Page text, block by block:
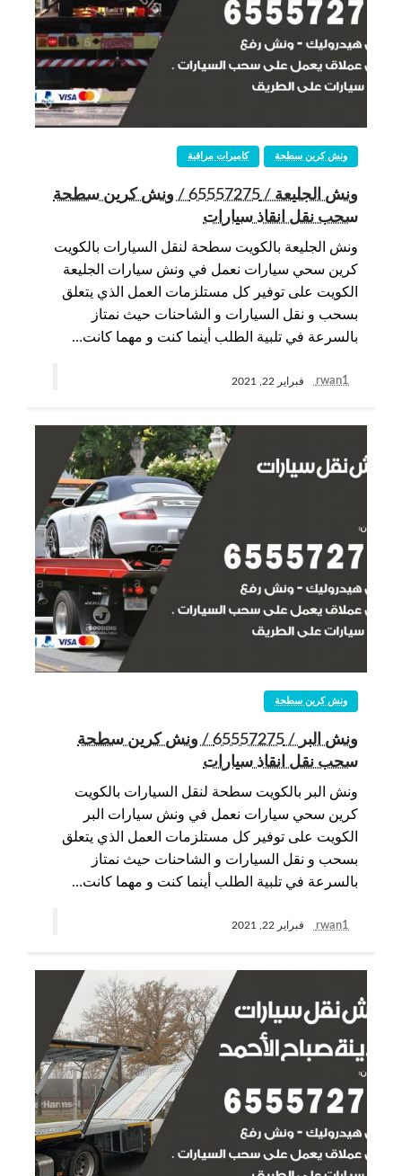
كاميرات مراقبة ونش كرين سطحة
ونش الجليعة / 65557275 / ونش كرين سطحة
سحب نقل انقاذ سيارات
ونش الجليعة بالكويت سطحة لنقل السيارات بالكويت
كرين سحي سيارات نعمل في ونش سيارات الجليعة
الكويت على توفير كل مستلزمات العمل الذي يتعلق
بسحب و نقل السيارات و الشاحنات حيث نمتاز
بالسرعة في تلبية الطلب أينما كنت و مهما كانت…
rwan1 فبراير 22, 2021
ونش كرين سطحة
ونش البر / 65557275 / ونش كرين سطحة
سحب نقل انقاذ سيارات
ونش البر بالكويت سطحة لنقل السيارات بالكويت
كرين سحي سيارات نعمل في ونش سيارات البر
الكويت على توفير كل مستلزمات العمل الذي يتعلق
بسحب و نقل السيارات و الشاحنات حيث نمتاز
بالسرعة في تلبية الطلب أينما كنت و مهما كانت…
rwan1 فبراير 22, 2021